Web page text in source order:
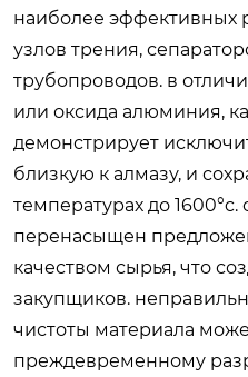
наиболее эффективных
узлов трения,
трубопроводов. в
или оксида алюминия,
демонстрирует
близкую к алмазу, и
температурах до
перенасыщен
качеством сырья, что
закупщиков.
чистоты материала
преждевременному